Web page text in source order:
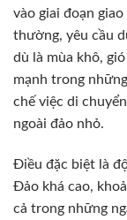
vào giai đoạn
thường, yêu cầu
dù là mùa khô,
mạnh trong
chế việc di
ngoài đảo nhỏ.
Điều đặc biệt là
Đảo khá cao,
cả trong những